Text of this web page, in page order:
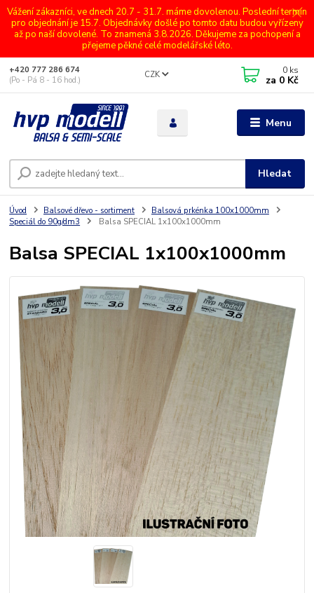
Vážení zákazníci, ve dnech 20.7 - 31.7. máme dovolenou. Poslední termín
pro objednání je 15.7. Objednávky došlé po tomto datu budou vyřízeny
až po naší dovolené. To znamená 3.8.2026. Děkujeme za pochopení a
přejeme pěkné celé modelářské léto.
Menu
CZK
Hledat
+420 777 286 674
(Po - Pá 8 - 16 hod.)
0 ks
za 0 Kč
Úvod Balsové dřevo - sortiment
Balsová prkénka 100x1000mm
Speciál do 90g/dm3
Balsa SPECIAL 1x100x1000mm
Balsa SPECIAL 1x100x1000mm